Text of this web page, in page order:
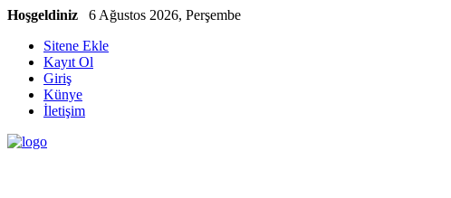
Hoşgeldiniz
6 Ağustos 2026, Perşembe
Sitene Ekle
Kayıt Ol
Giriş
Künye
İletişim